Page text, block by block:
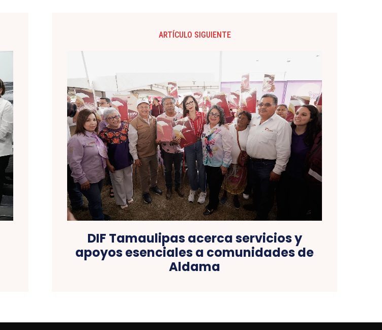
ARTÍCULO SIGUIENTE
DIF Tamaulipas acerca servicios y
apoyos esenciales a comunidades de
Aldama